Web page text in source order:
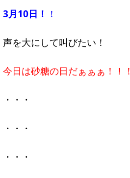
3月10日！ ！
声を大にして叫びたい！
今日は砂糖の日だぁぁぁ！！！
・・・
・・・
・・・